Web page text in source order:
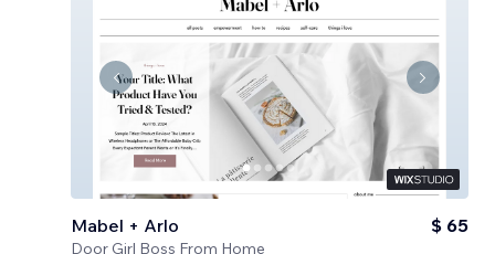
Mabel + Arlo
Door Girl Boss From Home
$ 65